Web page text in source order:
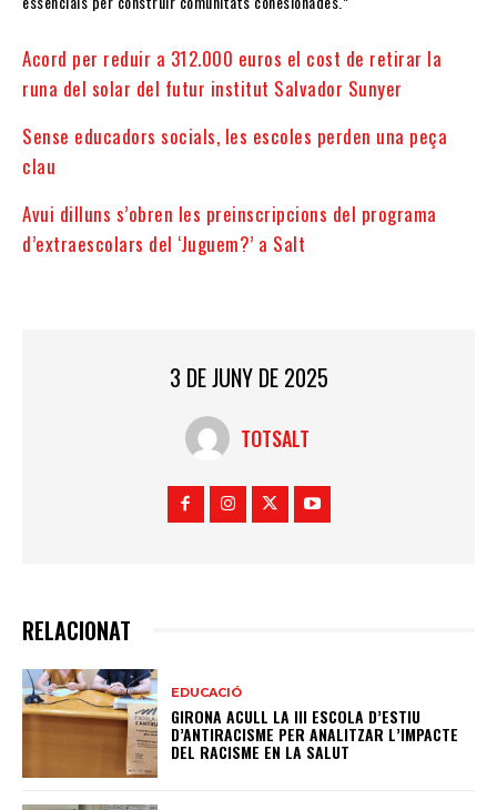
Acord per reduir a 312.000 euros el cost de retirar la
runa del solar del futur institut Salvador Sunyer
Sense educadors socials, les escoles perden una peça
clau
Avui dilluns s’obren les preinscripcions del programa
d’extraescolars del ‘Juguem?’ a Salt
3 DE JUNY DE 2025
TOTSALT
RELACIONAT
EDUCACIÓ
GIRONA ACULL LA III ESCOLA D’ESTIU
D’ANTIRACISME PER ANALITZAR L’IMPACTE
DEL RACISME EN LA SALUT